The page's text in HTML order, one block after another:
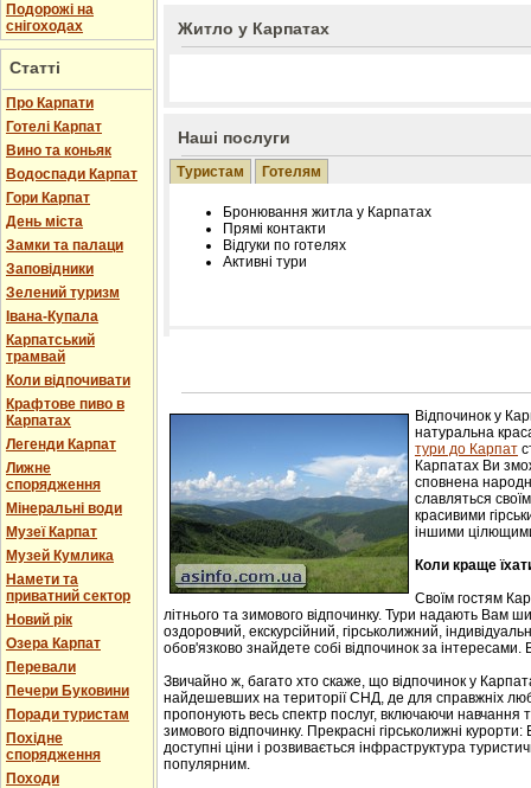
Подорожі на
снігоходах
Статті
Про Карпати
Готелі Карпат
Вино та коньяк
Водоспади Карпат
Гори Карпат
День міста
Замки та палаци
Заповідники
Зелений туризм
Івана-Купала
Карпатський
трамвай
Коли відпочивати
Крафтове пиво в
Карпатах
Легенди Карпат
Лижне
спорядження
Мінеральні води
Музеї Карпат
Музей Кумлика
Намети та
приватний сектор
Новий рік
Озера Карпат
Перевали
Печери Буковини
Поради туристам
Похідне
спорядження
Походи
Житло у Карпатах
Наші послуги
Туристам Готелям
Бронювання житла у Карпатах
Прямі контакти
Відгуки по готелях
Активні тури
Лічільник відвідувачів
Відпочинок у
натуральна
тури до Карпат
Карпатах Ви
сповнена
славляться
красивими
іншими
Коли краще
Своїм гостям
літнього та зимового відпочинку. Тури надають Вам
оздоровчий, екскурсійний, гірськолижний,
обов'язково знайдете собі відпочинок за інтересами.
Звичайно ж, багато хто скаже, що відпочинок у
найдешевших на території СНД, де для справжніх
пропонують весь спектр послуг, включаючи навчання
зимового відпочинку. Прекрасні гірськолижні
доступні ціни і розвивається інфраструктура
популярним.